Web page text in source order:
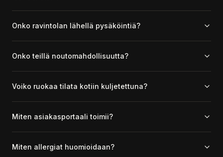
Onko ravintolan lähellä pysäköintiä?
Onko teillä noutomahdollisuutta?
Voiko ruokaa tilata kotiin kuljetettuna?
Miten asiakasportaali toimii?
Miten allergiat huomioidaan?